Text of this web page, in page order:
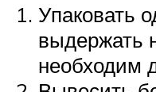
Упаковать
выдержать
необходим